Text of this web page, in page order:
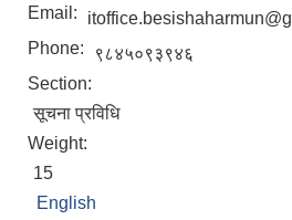
Email:
Phone:
९८४५०९३९४६
Section:
सूचना प्रविधि
Weight:
15
English